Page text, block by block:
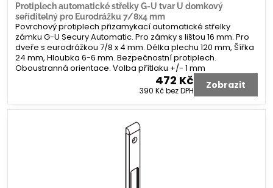
Protiplech automatické střelky G-U tvar U domkový
seříditelný pro Eurodrážku 7/8x4 mm
Povrchový protiplech přizamykací automatické střelky
zámku G-U Secury Automatic. Pro zámky s lištou 16 mm. Pro
dveře s eurodrážkou 7/8 x 4 mm. Délka plechu 120 mm, Šířka
24 mm, Hloubka 6-6 mm. Bezpečnostní protiplech.
Oboustranná orientace. Volba přítlaku +/- 1 mm
472 Kč
390 Kčbez DPH Zobrazit